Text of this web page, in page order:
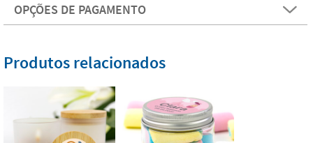
OPÇÕES DE PAGAMENTO
Produtos relacionados